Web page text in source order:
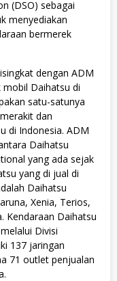
(DSO) sebagai
menyediakan
bermerek
dengan ADM
mobil Daihatsu di
satu-satunya
dan
di Indonesia. ADM
Daihatsu
yang ada sejak
yang di jual di
Daihatsu
Xenia, Terios,
Kendaraan Daihatsu
Divisi
137 jaringan
71 outlet penjualan